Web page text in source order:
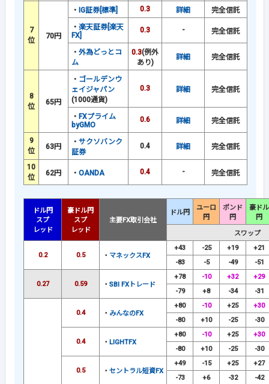
7
位
70円
・ IG証券[標準] 0.3 詳細
完全信託
・ 楽天証券[楽天
FX]
0.3 - 完全信託
・ 外為どっとコ
ム
0.3(例外
あり)
詳細 完全信託
8
位
65円
・ ゴールデンウ
ェイジャパン
(1000通貨)
0.3 詳細 完全信託
・ FXプライム
byGMO
0.6 詳細 完全信託
9
位
63円
・ サクソバンク
証券
0.4 詳細 完全信託
10
位
62円 ・ OANDA 0.4 - 完全信託
ドル円
スプ
レッド
豪ドル円
スプ
レッド
主要FX取引会社
ドル円
ユーロ
円
ポンド
円
豪ドル
円
スワップ
0.2 0.5 ・ マネックスFX
+43 -25 +19
+21
-83
-5 -49 -51
0.27 0.59 ・ SBI FXトレード
+78 -10 +32
+29
-79
+8 -34 -31
0.4 ・ みんなのFX
+80 -10 +25
+30
-80
+10 -25 -30
0.4 ・ LIGHTFX
+80 -10 +25
+30
-80
+10 -25 -30
0.5 ・ セントラル短資FX
+49 -15 +25
+27
-73
+6 -32 -42